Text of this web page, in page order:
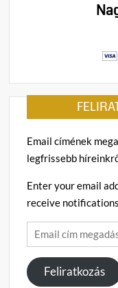
Email címének
legfrissebb
Enter your email
receive
Email
cím
megadása
Feliratkozás